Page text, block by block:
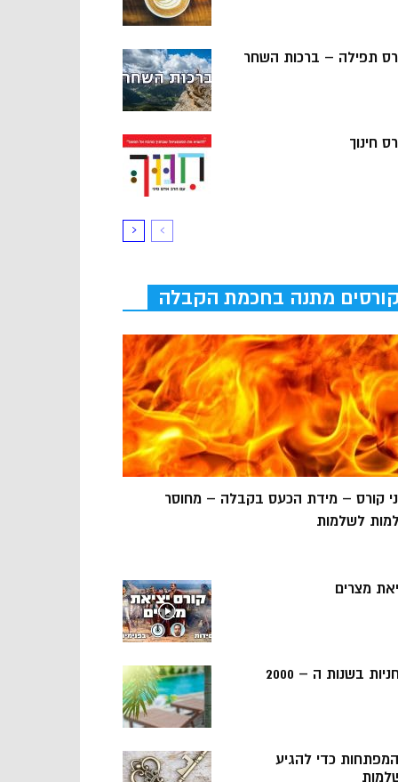
תפילה – ברכות השחר
חינוך
קורסים מתנה בחכמת הקבלה
קורס – מידת הכעס בקבלה – מחוסר
לשלמות
מצרים
בשנות ה – 2000
5 המפתחות כדי להגיע